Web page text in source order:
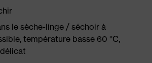
le sèche-linge / séchoir à
température basse 60 °C,